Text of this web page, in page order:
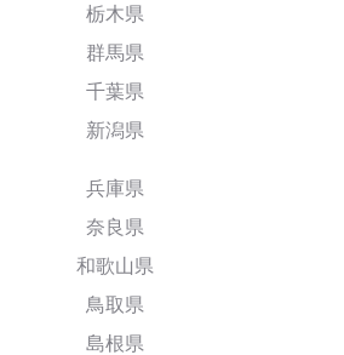
栃木県
群馬県
千葉県
新潟県
兵庫県
奈良県
和歌山県
鳥取県
島根県